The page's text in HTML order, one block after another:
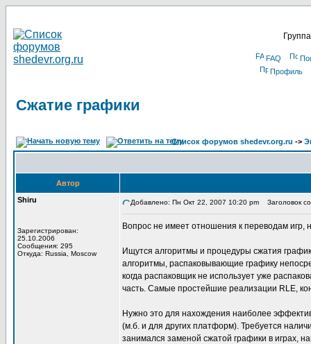
FAQ
Профиль
Сжатие графики
Список форумов shedevr.org.ru ->
Автор
Shiru
Зарегистрирован:
25.10.2006
Сообщения: 295
Откуда: Russia, Moscow
Добавлено: Пн Окт 22, 2007 10:20 pm Заголовок
Вопрос не имеет отношения к переводам игр,
Ищутся алгоритмы и процедуры сжатия
алгоритмы, распаковывающие графику
когда распаковщик не использует уже
часть. Самые простейшие реализации RLE,
Нужно это для нахождения наиболее
(м.б. и для других платформ). Требуется
занимался заменой сжатой графики в играх,